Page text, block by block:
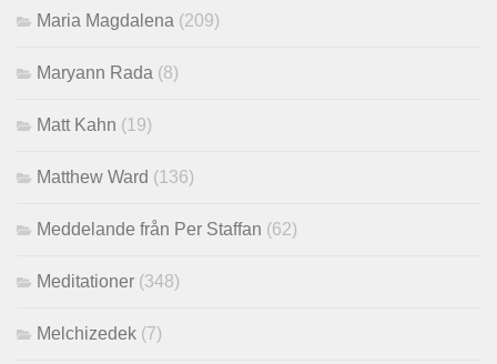
Maria Magdalena (209)
Maryann Rada (8)
Matt Kahn (19)
Matthew Ward (136)
Meddelande från Per Staffan (62)
Meditationer (348)
Melchizedek (7)